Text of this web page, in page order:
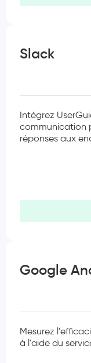
Slack
Intégrez
communication
réponses aux
Google
Mesurez
à l'aide du